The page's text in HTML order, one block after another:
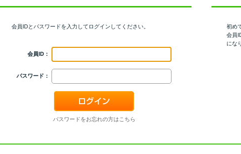
会員IDとパスワードを入力してログインしてください。
会員ID：
パスワード：
パスワードをお忘れの方はこちら
初め
会員
にな